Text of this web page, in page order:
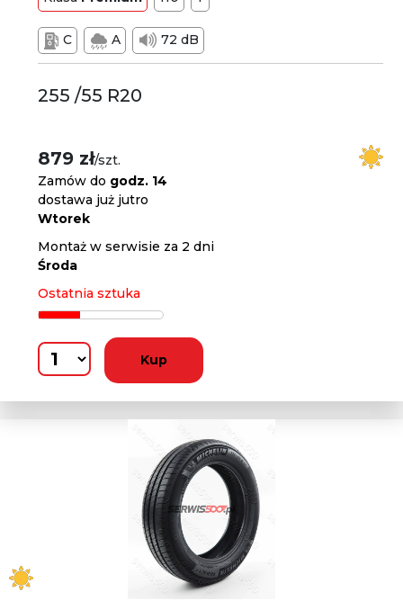
C A 72 dB
255 /55 R20
879 zł/szt.
Zamów do godz. 14
dostawa już jutro
Wtorek
Montaż w serwisie za 2 dni
Środa
Ostatnia sztuka
Kup